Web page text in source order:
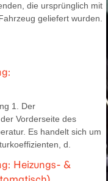
die ursprünglich mit
geliefert wurden.
1. Der
Vorderseite des
Es handelt sich um
d.
Heizungs- &